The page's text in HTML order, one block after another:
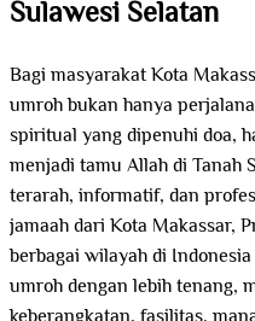
Sulawesi Selatan
Bagi masyarakat Kota
umroh bukan hanya
spiritual yang dipenuhi doa,
menjadi tamu Allah di Tanah
terarah, informatif, dan
jamaah dari Kota Makassar,
berbagai wilayah di
umroh dengan lebih tenang,